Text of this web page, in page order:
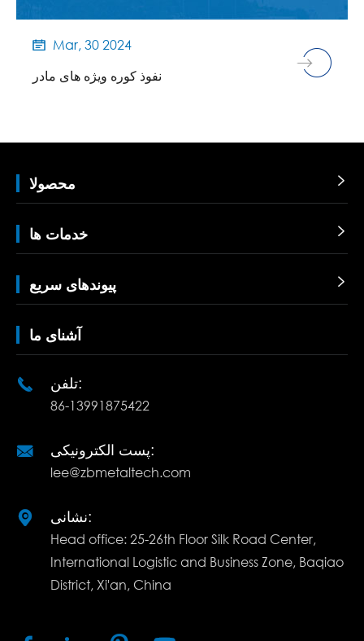

Mar, 30 2024
نفوذ کوره ویژه های مادر
محصولا 
خدمات ها 
پیوندهای سریع 
آشنای ما
 تلفن:
86-13991875422
 پست الکترونیکی:
lee@zbmetaltech.com
 نشانی:
Head office: 25-26th Floor Silk Road Center,
International Logistic and Business Zone, Baqiao
District, Xi'an, China